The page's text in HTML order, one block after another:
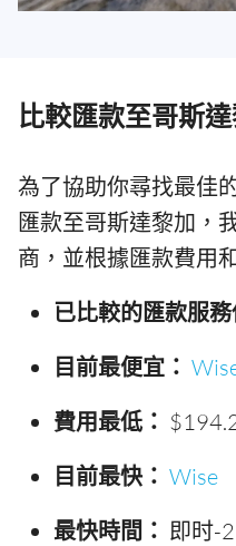
比較匯款至哥斯
為了協助你尋找最佳
匯款至哥斯達黎加，
商，並根據匯款費用
已比較的匯款服務
目前最便宜：
費用最低：
目前最快： Wise
最快時間： 即时-